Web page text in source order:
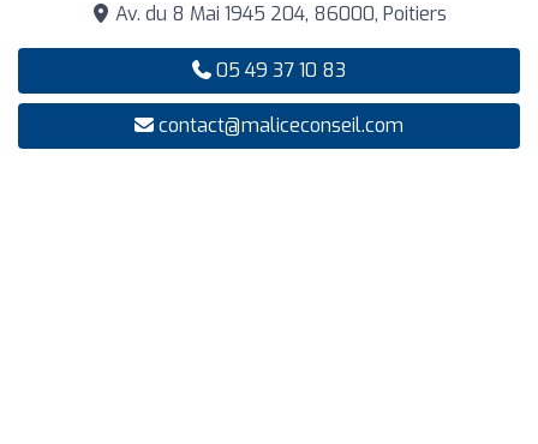
Av. du 8 Mai 1945 204, 86000, Poitiers
05 49 37 10 83
contact@maliceconseil.com